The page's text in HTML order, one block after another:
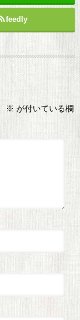
feedly
※ が付いている欄